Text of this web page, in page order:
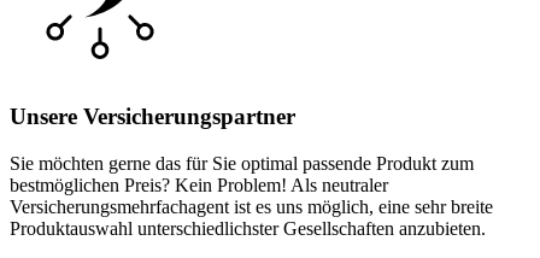
Unsere Versicherungspartner
Sie möchten gerne das für Sie optimal passende Produkt zum
bestmöglichen Preis? Kein Problem! Als neutraler
Versicherungsmehrfachagent ist es uns möglich, eine sehr breite
Produktauswahl unterschiedlichster Gesellschaften anzubieten.